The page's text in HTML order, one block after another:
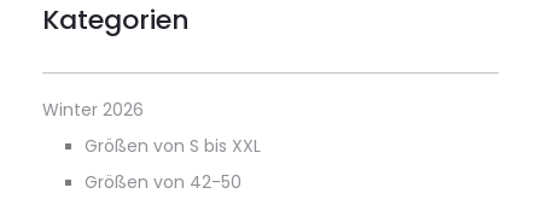
Kategorien
Winter 2026
Größen von S bis XXL
Größen von 42-50